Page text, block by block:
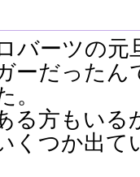
バーツの元
ーだった
。
る方もいる
くつか出て